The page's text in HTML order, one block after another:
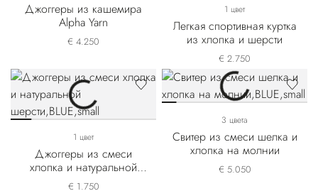
Джоггеры из кашемира
Alpha Yarn
€ 4.250
1 цвет
Легкая спортивная куртка
из хлопка и шерсти
€ 2.750
1 цвет
Джоггеры из смеси
хлопка и натуральной
шерсти
€ 1.750
3 цвета
Свитер из смеси шелка и
хлопка на молнии
€ 5.050